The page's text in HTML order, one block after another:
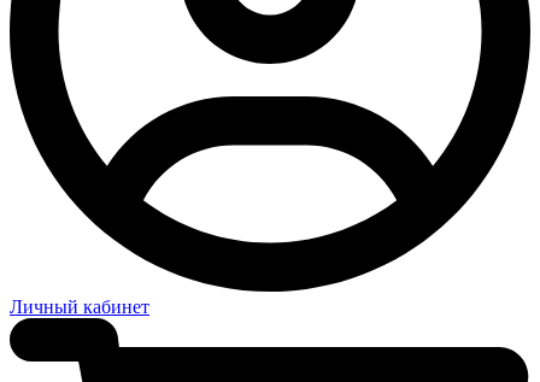
Личный кабинет